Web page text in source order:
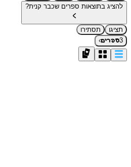
להציג בתוצאות ספרים שכבר קנית?
תציגו
תסתירו
3ספרים›